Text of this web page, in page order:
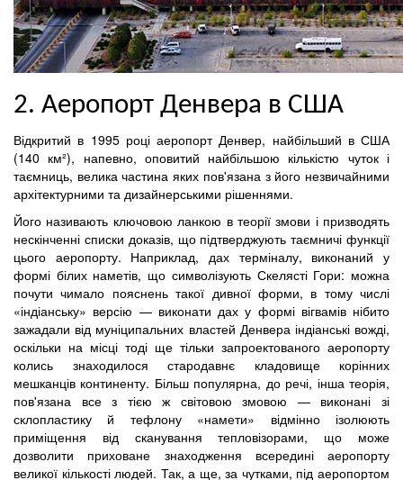
2. Аеропорт Денвера в США
Відкритий в 1995 році аеропорт Денвер, найбільший в США
(140 км²), напевно, оповитий найбільшою кількістю чуток і
таємниць, велика частина яких пов'язана з його незвичайними
архітектурними та дизайнерськими рішеннями.
Його називають ключовою ланкою в теорії змови і призводять
нескінченні списки доказів, що підтверджують таємничі функції
цього аеропорту. Наприклад, дах терміналу, виконаний у
формі білих наметів, що символізують Скелясті Гори: можна
почути чимало пояснень такої дивної форми, в тому числі
«індіанську» версію — виконати дах у формі вігвамів нібито
зажадали від муніципальних властей Денвера індіанські вожді,
оскільки на місці тоді ще тільки запроектованого аеропорту
колись знаходилося стародавнє кладовище корінних
мешканців континенту. Більш популярна, до речі, інша теорія,
пов'язана все з тією ж світовою змовою — виконані зі
склопластику й тефлону «намети» відмінно ізолюють
приміщення від сканування тепловізорами, що може
дозволити приховане знаходження всередині аеропорту
великої кількості людей. Так, а ще, за чутками, під аеропортом